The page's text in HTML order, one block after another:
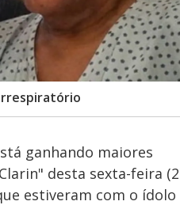
ganhando maiores
desta sexta-feira
estiveram com o